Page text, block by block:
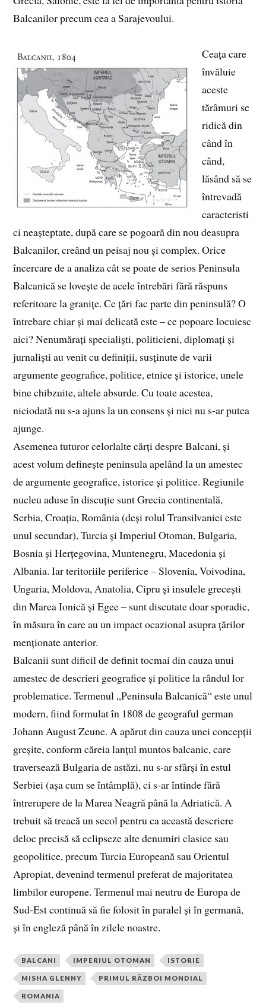
Balcanilor precum cea a Sarajevoului.
Ceața care
învăluie
aceste
tărâmuri se
ridică din
când în
când,
lăsând să se
întrevadă
caracteristi
ci neașteptate, după care se pogoară din nou deasupra
Balcanilor, creând un peisaj nou și complex. Orice
încercare de a analiza cât se poate de serios Peninsula
Balcanică se lovește de acele întrebări fără răspuns
referitoare la granițe. Ce țări fac parte din peninsulă? O
întrebare chiar și mai delicată este – ce popoare locuiesc
aici? Nenumărați specialiști, politicieni, diplomați și
jurnaliști au venit cu definiții, susținute de varii
argumente geografice, politice, etnice și istorice, unele
bine chibzuite, altele absurde. Cu toate acestea,
niciodată nu s-a ajuns la un consens și nici nu s-ar putea
ajunge.
Asemenea tuturor celorlalte cărți despre Balcani, și
acest volum definește peninsula apelând la un amestec
de argumente geografice, istorice și politice. Regiunile
nucleu aduse în discuție sunt Grecia continentală,
Serbia, Croația, România (deși rolul Transilvaniei este
unul secundar), Turcia și Imperiul Otoman, Bulgaria,
Bosnia și Herțegovina, Muntenegru, Macedonia și
Albania. Iar teritoriile periferice – Slovenia, Voivodina,
Ungaria, Moldova, Anatolia, Cipru și insulele grecești
din Marea Ionică și Egee – sunt discutate doar sporadic,
în măsura în care au un impact ocazional asupra țărilor
menționate anterior.
Balcanii sunt dificil de definit tocmai din cauza unui
amestec de descrieri geografice și politice la rândul lor
problematice. Termenul „Peninsula Balcanică“ este unul
modern, fiind formulat în 1808 de geograful german
Johann August Zeune. A apărut din cauza unei concepții
greșite, conform căreia lanțul muntos balcanic, care
traversează Bulgaria de astăzi, nu s-ar sfârși în estul
Serbiei (așa cum se întâmplă), ci s-ar întinde fără
întrerupere de la Marea Neagră până la Adriatică. A
trebuit să treacă un secol pentru ca această descriere
deloc precisă să eclipseze alte denumiri clasice sau
geopolitice, precum Turcia Europeană sau Orientul
Apropiat, devenind termenul preferat de majoritatea
limbilor europene. Termenul mai neutru de Europa de
Sud-Est continuă să fie folosit în paralel și în germană,
și în engleză până în zilele noastre.
BALCANI IMPERIUL OTOMAN ISTORIE
MISHA GLENNY PRIMUL RĂZBOI MONDIAL
ROMANIA